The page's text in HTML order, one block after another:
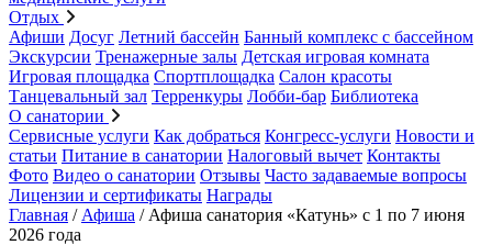
Отдых
Афиши Досуг Летний бассейн Банный комплекс с бассейном
Экскурсии Тренажерные залы Детская игровая комната
Игровая площадка Спортплощадка Салон красоты
Танцевальный зал Терренкуры Лобби-бар Библиотека
О санатории
Сервисные услуги Как добраться Конгресс-услуги Новости и
статьи Питание в санатории Налоговый вычет Контакты
Фото Видео о санатории Отзывы Часто задаваемые вопросы
Лицензии и сертификаты Награды
Главная / Афиша / Афиша санатория «Катунь» с 1 по 7 июня
2026 года